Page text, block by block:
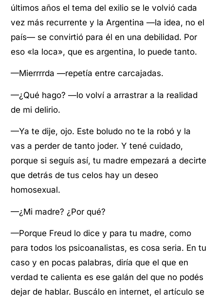
últimos años el tema del exilio se le volvió cada
vez más recurrente y la Argentina —la idea, no el
país— se convirtió para él en una debilidad. Por
eso «la loca», que es argentina, lo puede tanto.
—Mierrrrda —repetía entre carcajadas.
—¿Qué hago? —lo volví a arrastrar a la realidad
de mi delirio.
—Ya te dije, ojo. Este boludo no te la robó y la
vas a perder de tanto joder. Y tené cuidado,
porque si seguís así, tu madre empezará a decirte
que detrás de tus celos hay un deseo
homosexual.
—¿Mi madre? ¿Por qué?
—Porque Freud lo dice y para tu madre, como
para todos los psicoanalistas, es cosa seria. En tu
caso y en pocas palabras, diría que el que en
verdad te calienta es ese galán del que no podés
dejar de hablar. Buscálo en internet, el artículo se